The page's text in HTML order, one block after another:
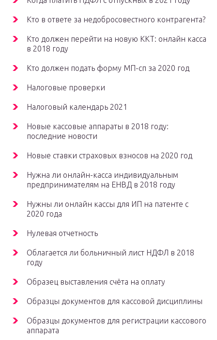
Кто в ответе за недобросовестного контрагента?
Кто должен перейти на новую ККТ: онлайн касса
в 2018 году
Кто должен подать форму МП-сп за 2020 год
Налоговые проверки
Налоговый календарь 2021
Новые кассовые аппараты в 2018 году:
последние новости
Новые ставки страховых взносов на 2020 год
Нужна ли онлайн-касса индивидуальным
предпринимателям на ЕНВД в 2018 году
Нужны ли онлайн кассы для ИП на патенте с
2020 года
Нулевая отчетность
Облагается ли больничный лист НДФЛ в 2018
году
Образец выставления счёта на оплату
Образцы документов для кассовой дисциплины
Образцы документов для регистрации кассового
аппарата